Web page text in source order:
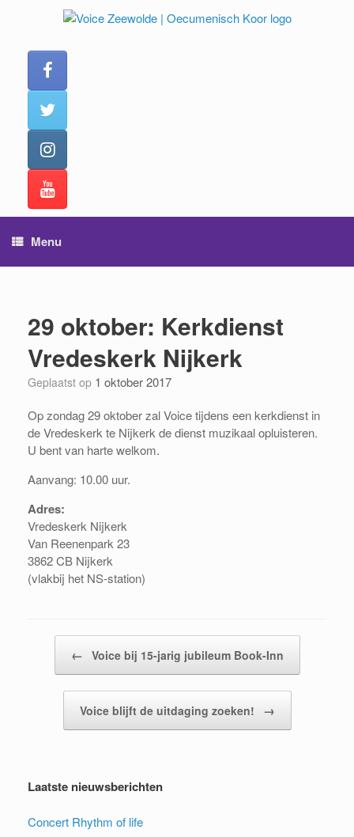
Menu
29 oktober: Kerkdienst
Vredeskerk Nijkerk
Geplaatst op 1 oktober 2017
Op zondag 29 oktober zal Voice tijdens een kerkdienst in
de Vredeskerk te Nijkerk de dienst muzikaal opluisteren.
U bent van harte welkom.
Aanvang: 10.00 uur.
Adres:
Vredeskerk Nijkerk
Van Reenenpark 23
3862 CB Nijkerk
(vlakbij het NS-station)
← Voice bij 15-jarig jubileum Book-Inn
Voice blijft de uitdaging zoeken! →
Laatste nieuwsberichten
Concert Rhythm of life